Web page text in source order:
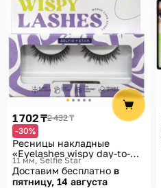
1 702 ₸2 432 ₸
-30%
Ресницы накладные
«Eyelashes wispy day-to-
night look»
11 мм Selfie Star
Доставим бесплатно в
пятницу, 14 августа